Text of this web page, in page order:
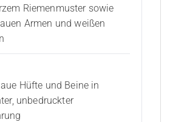
Riemenmuster sowie
Armen und weißen
Hüfte und Beine in
unbedruckter